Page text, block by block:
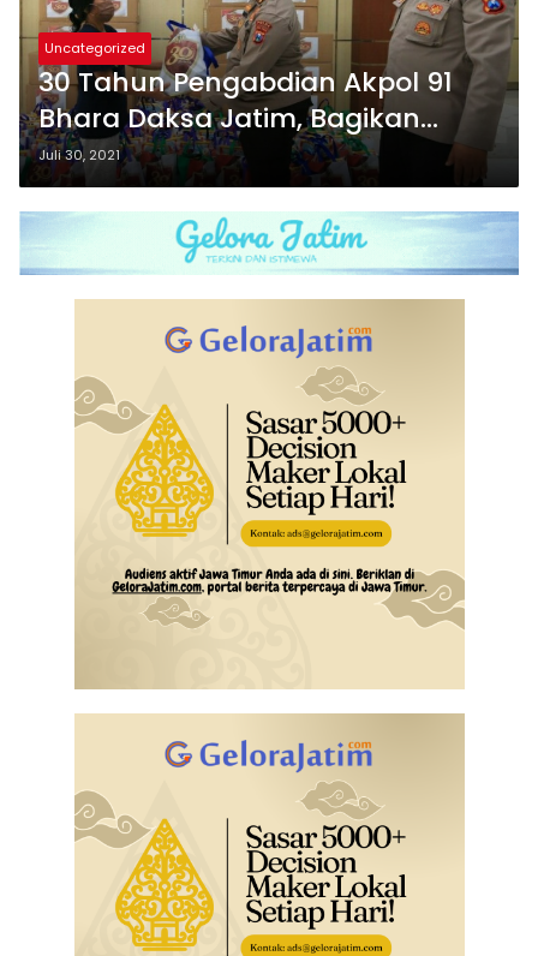
Uncategorized
30 Tahun Pengabdian Akpol 91
Bhara Daksa Jatim, Bagikan
Sembako
Juli 30, 2021